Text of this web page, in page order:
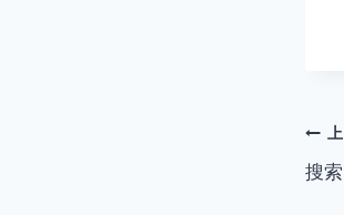
文
章
搜